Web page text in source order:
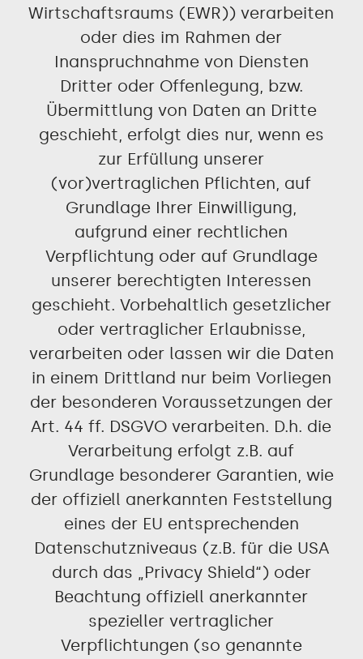
Wirtschaftsraums (EWR)) verarbeiten
oder dies im Rahmen der
Inanspruchnahme von Diensten
Dritter oder Offenlegung, bzw.
Übermittlung von Daten an Dritte
geschieht, erfolgt dies nur, wenn es
zur Erfüllung unserer
(vor)vertraglichen Pflichten, auf
Grundlage Ihrer Einwilligung,
aufgrund einer rechtlichen
Verpflichtung oder auf Grundlage
unserer berechtigten Interessen
geschieht. Vorbehaltlich gesetzlicher
oder vertraglicher Erlaubnisse,
verarbeiten oder lassen wir die Daten
in einem Drittland nur beim Vorliegen
der besonderen Voraussetzungen der
Art. 44 ff. DSGVO verarbeiten. D.h. die
Verarbeitung erfolgt z.B. auf
Grundlage besonderer Garantien, wie
der offiziell anerkannten Feststellung
eines der EU entsprechenden
Datenschutzniveaus (z.B. für die USA
durch das „Privacy Shield“) oder
Beachtung offiziell anerkannter
spezieller vertraglicher
Verpflichtungen (so genannte